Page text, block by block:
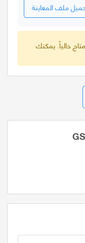
ملف المعاينة
حالياً. يمكنك